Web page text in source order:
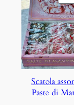
Scatola
Paste di